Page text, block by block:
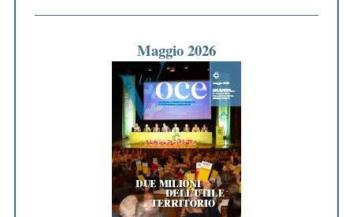
Maggio 2026